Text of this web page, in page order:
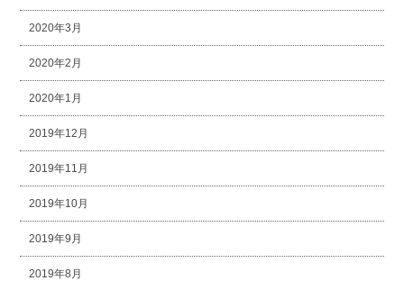
2020年3月
2020年2月
2020年1月
2019年12月
2019年11月
2019年10月
2019年9月
2019年8月